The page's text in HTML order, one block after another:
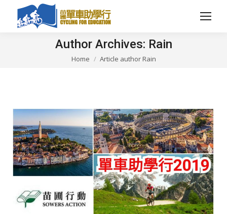
Author Archives: Rain
You are here:
Home Article author Rain